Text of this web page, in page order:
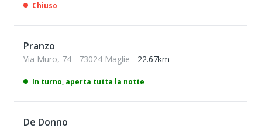
Chiuso
Pranzo
Via Muro, 74 - 73024 Maglie - 22.67km
In turno, aperta tutta la notte
De Donno